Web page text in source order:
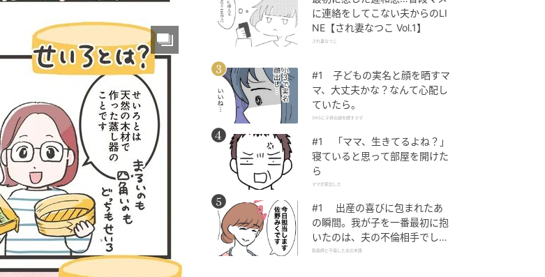
に連絡をしてこない夫からのLI
NE【され妻なつこ Vol.1】
され妻なつこ
#1 子どもの実名と顔を晒すマ
マ、大丈夫かな？なんて心配し
ていたら。
SNSに子供の顔を晒すママ
#1 「ママ、生きてるよね？」
寝ていると思って部屋を開けた
ら
ママが家出した
#1 出産の喜びに包まれたあ
の瞬間。我が子を一番最初に抱
いたのは、夫の不倫相手でし
た。
助産師と不倫した夫の末路